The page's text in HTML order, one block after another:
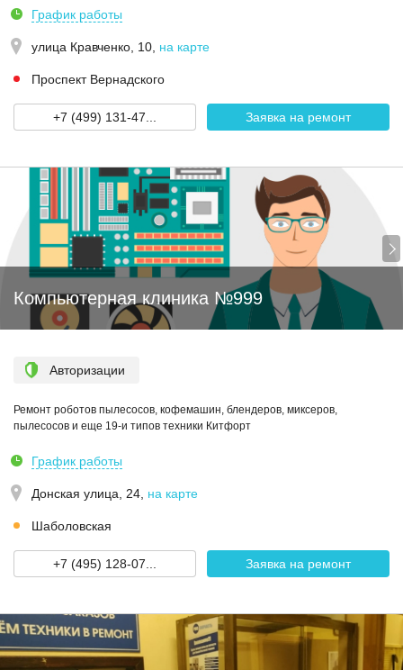
График работы
улица Кравченко, 10 на карте
Проспект Вернадского
+7 (499) 131-47... Заявка на ремонт
Компьютерная клиника №999
Авторизации
Ремонт роботов пылесосов, кофемашин, блендеров, миксеров,
пылесосов и еще 19-и типов техники Китфорт
График работы
Донская улица, 24 на карте
Шаболовская
+7 (495) 128-07... Заявка на ремонт